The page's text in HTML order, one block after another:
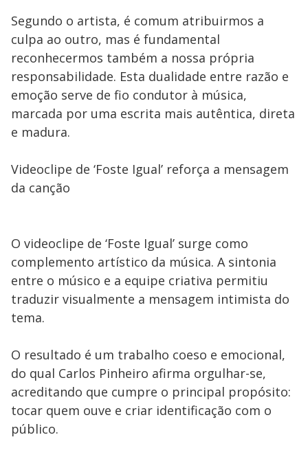
Segundo o artista, é comum atribuirmos a
culpa ao outro, mas é fundamental
reconhecermos também a nossa própria
responsabilidade. Esta dualidade entre razão e
emoção serve de fio condutor à música,
marcada por uma escrita mais autêntica, direta
e madura.
Videoclipe de ‘Foste Igual’ reforça a mensagem
da canção
O videoclipe de ‘Foste Igual’ surge como
complemento artístico da música. A sintonia
entre o músico e a equipe criativa permitiu
traduzir visualmente a mensagem intimista do
tema.
O resultado é um trabalho coeso e emocional,
do qual Carlos Pinheiro afirma orgulhar-se,
acreditando que cumpre o principal propósito:
tocar quem ouve e criar identificação com o
público.